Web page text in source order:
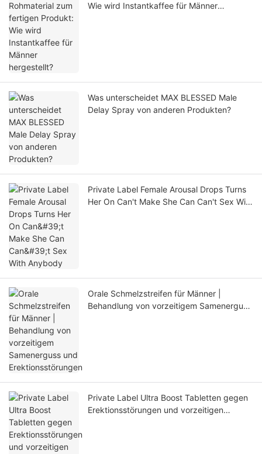
Wie wird Instantkaffee für Männer
Was unterscheidet MAX BLESSED Male
Delay Spray von anderen Produkten?
Private Label Female Arousal Drops Turns
Her On Can't Make She Can Can't Sex With
Orale Schmelzstreifen für Männer |
Behandlung von vorzeitigem Samenerguss
Private Label Ultra Boost Tabletten gegen
Erektionsstörungen und vorzeitigen